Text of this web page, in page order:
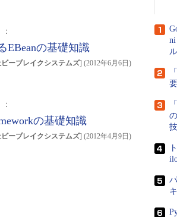
EBeanの基礎知識
ーブレイクシステムズ] (2012年6月6日 )
の基礎知識
ーブレイクシステムズ] (2012年4月9日 )